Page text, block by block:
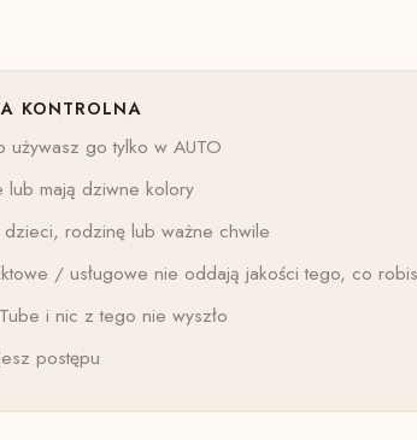
KONTROLNA
go tylko w AUTO
lub mają dziwne kolory
dzieci, rodzinę lub ważne chwile
/ usługowe nie oddają jakości tego, co
i nic z tego nie wyszło
postępu